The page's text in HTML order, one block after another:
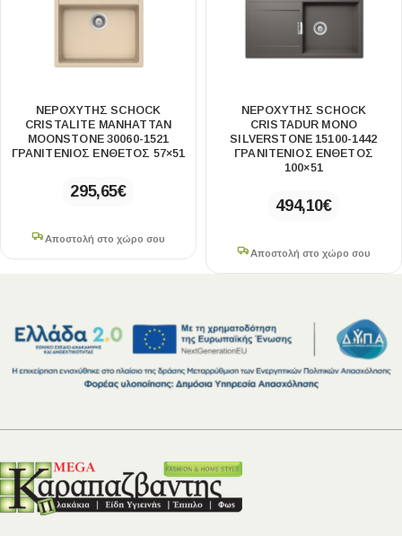
ΝΕΡΟΧΥΤΗΣ SCHOCK
CRISTALITE MANHATTAN
MOONSTONE 30060-1521
ΓΡΑΝΙΤΕΝΙΟΣ ΕΝΘΕΤΟΣ 57×51
295,65€
Αποστολή στο χώρο σου
ΝΕΡΟΧΥΤΗΣ SCHOCK
CRISTADUR MONO
SILVERSTONE 15100-1442
ΓΡΑΝΙΤΕΝΙΟΣ ΕΝΘΕΤΟΣ
100×51
494,10€
Αποστολή στο χώρο σου